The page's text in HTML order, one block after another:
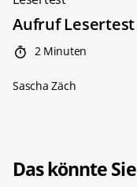
Aufruf Lesertest
2 Minuten
Sascha Zäch
Das könnte